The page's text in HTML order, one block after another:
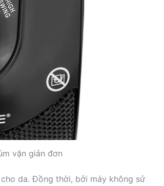
vặn giản đơn
da. Đồng thời, bởi máy không sử